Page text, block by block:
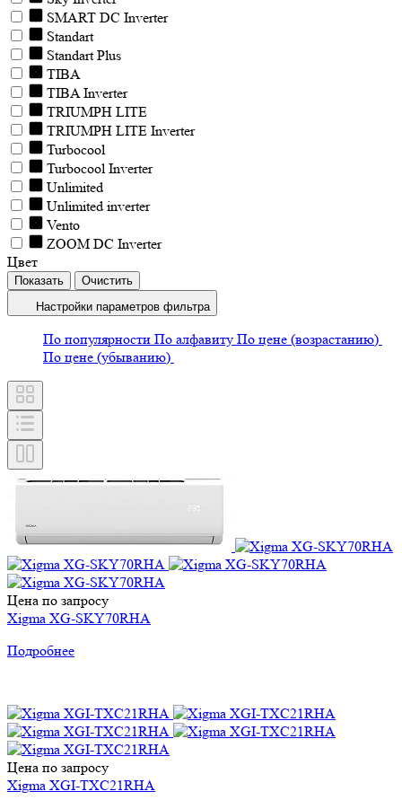
SMART DC Inverter
Standart
Standart Plus
TIBA
TIBA Inverter
TRIUMPH LITE
TRIUMPH LITE Inverter
Turbocool
Turbocool Inverter
Unlimited
Unlimited inverter
Vento
ZOOM DC Inverter
Цвет
Настройки параметров фильтра
По популярности По алфавиту По цене (возрастанию)
По цене (убыванию)
Цена по запросу
Xigma XG-SKY70RHA
Подробнее
Цена по запросу
Xigma XGI-TXC21RHA